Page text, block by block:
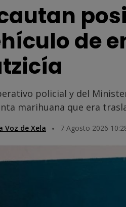
de
policial y del
marihuana que era
Voz de Xela 7 Agosto 2026